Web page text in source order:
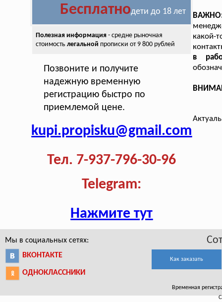
Бесплатнодети до 18 лет
Полезная информация- средне рыночная
стоимость легальной прописки от 9 800 рублей
Позвоните и получите
надежную временную
регистрацию быстро по
приемлемой цене.
kupi.propisku@gmail.com
Тел. 7-937-796-30-96
Telegram:
Нажмите тут
какой-
в
Мы в социальных сетях:
ВКОНТАКТЕ
ОДНОКЛАССНИКИ
Как заказать
Временная